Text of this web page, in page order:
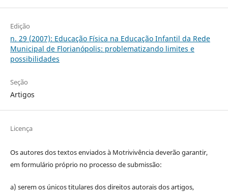
Edição
n. 29 (2007): Educação Física na Educação Infantil da Rede
Municipal de Florianópolis: problematizando limites e
possibilidades
Seção
Artigos
Licença
Os autores dos textos enviados à Motrivivência deverão garantir,
em formulário próprio no processo de submissão:
a) serem os únicos titulares dos direitos autorais dos artigos,